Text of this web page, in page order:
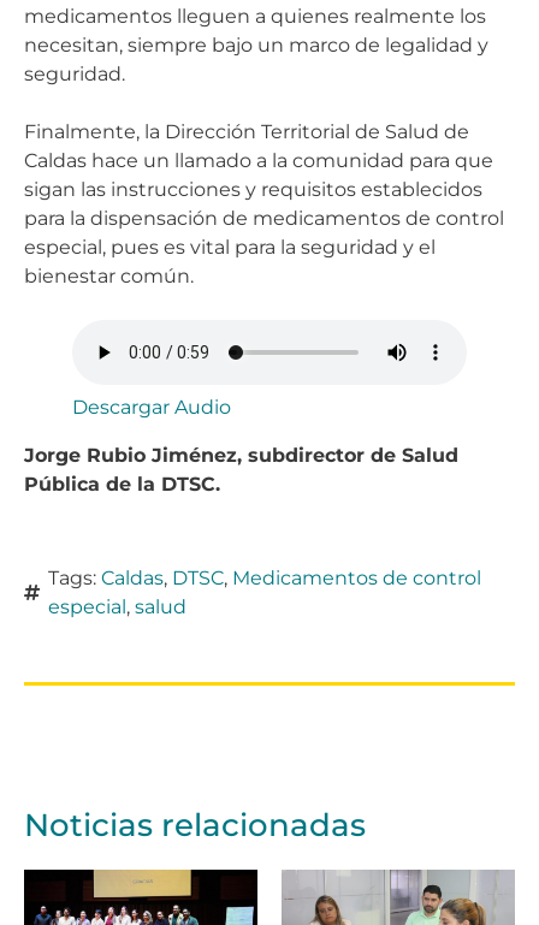
medicamentos lleguen a quienes realmente los
necesitan, siempre bajo un marco de legalidad y
seguridad.
Finalmente, la Dirección Territorial de Salud de
Caldas hace un llamado a la comunidad para que
sigan las instrucciones y requisitos establecidos
para la dispensación de medicamentos de control
especial, pues es vital para la seguridad y el
bienestar común.
Descargar Audio
Jorge Rubio Jiménez, subdirector de Salud
Pública de la DTSC.
Tags: Caldas, DTSC, Medicamentos de control
especial, salud
Noticias relacionadas